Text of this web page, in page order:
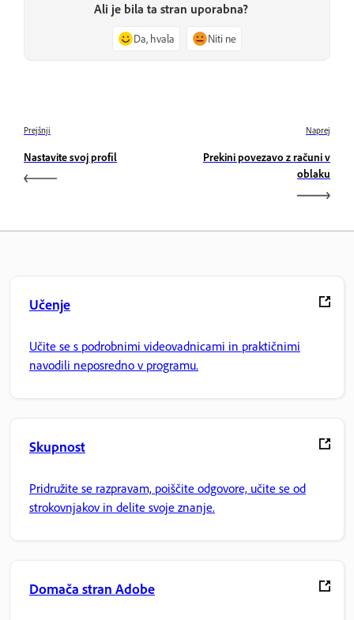
Ali je bila ta stran uporabna?
Da, hvala Niti ne
Prejšnji
Nastavite svoj profil
Naprej
Prekini povezavo z računi v
oblaku
Učenje
Učite se s podrobnimi videovadnicami in praktičnimi
navodili neposredno v programu.
Skupnost
Pridružite se razpravam, poiščite odgovore, učite se od
strokovnjakov in delite svoje znanje.
Domača stran Adobe